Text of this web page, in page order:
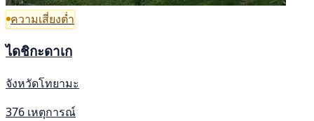
ความเสี่ยงต่ำ
ไดชิกะดาเก
จังหวัดโทยามะ
376 เหตุการณ์